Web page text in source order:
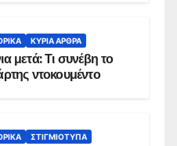
ΚΥΡΙΑ ΑΡΘΡΑ
μετά: Τι συνέβη το
1996 και ο χάρτης ντοκουμέντο
ΣΤΙΓΜΙΌΤΥΠΑ